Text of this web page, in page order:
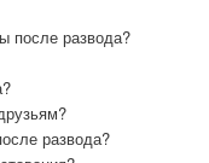
после развода?
развода?